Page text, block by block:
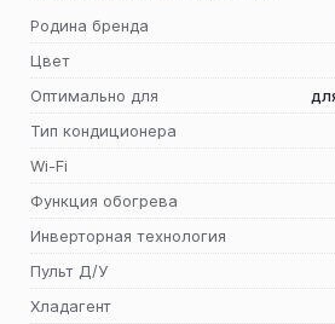
Родина бренда
Цвет
Оптимально для
Тип кондиционера
Wi-Fi
Функция обогрева
Инверторная технология
Пульт Д/У
Хладагент